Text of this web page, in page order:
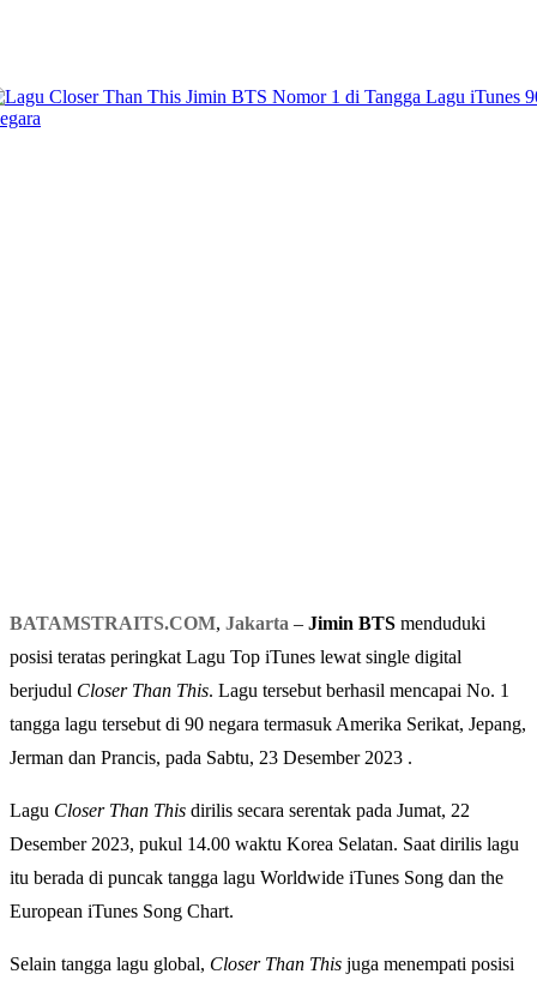
BATAMSTRAITS.COM, Jakarta – Jimin BTS menduduki
posisi teratas peringkat Lagu Top iTunes lewat single digital
berjudul Closer Than This. Lagu tersebut berhasil mencapai No. 1
tangga lagu tersebut di 90 negara termasuk Amerika Serikat, Jepang,
Jerman dan Prancis, pada Sabtu, 23 Desember 2023 .
Lagu Closer Than This dirilis secara serentak pada Jumat, 22
Desember 2023, pukul 14.00 waktu Korea Selatan. Saat dirilis lagu
itu berada di puncak tangga lagu Worldwide iTunes Song dan the
European iTunes Song Chart.
Selain tangga lagu global, Closer Than This juga menempati posisi